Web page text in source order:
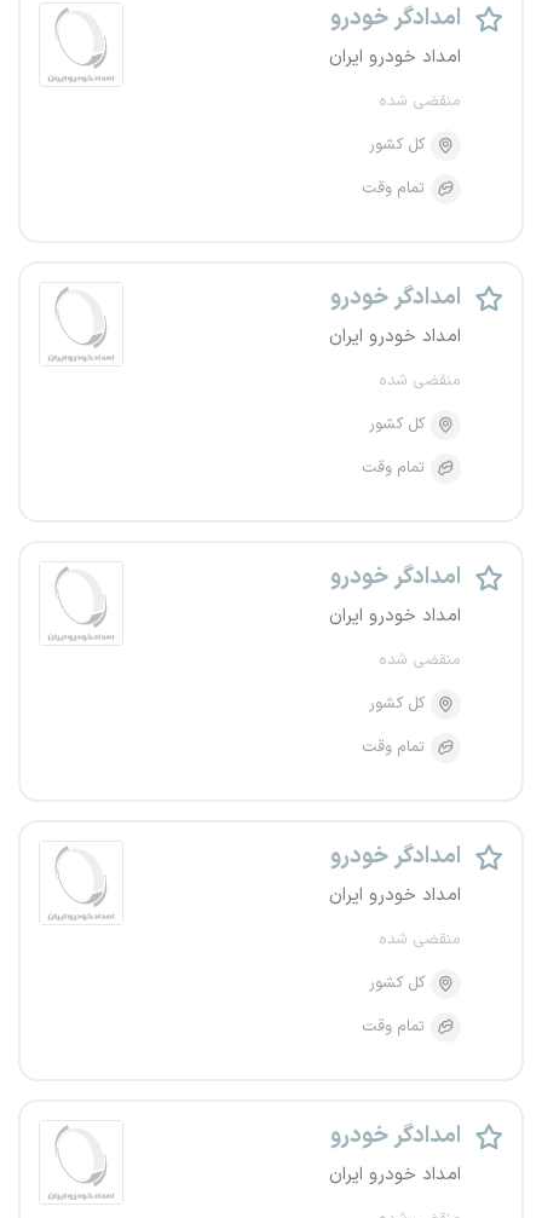
امدادگر خودرو
امداد خودرو ایران
منقضی شده
کل کشور
تمام وقت
امدادگر خودرو
امداد خودرو ایران
منقضی شده
کل کشور
تمام وقت
امدادگر خودرو
امداد خودرو ایران
منقضی شده
کل کشور
تمام وقت
امدادگر خودرو
امداد خودرو ایران
منقضی شده
کل کشور
تمام وقت
امدادگر خودرو
امداد خودرو ایران